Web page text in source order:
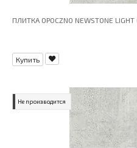
ПЛИТКА OPOCZNO NEWSTONE LIGHT
Купить
Не производится